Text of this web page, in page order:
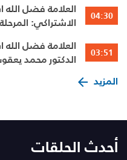
04:30
العلامة فضل
الاشتراكي:
03:51
العلامة فضل
الدكتور محمد
المزيد
أحدث الحلقات